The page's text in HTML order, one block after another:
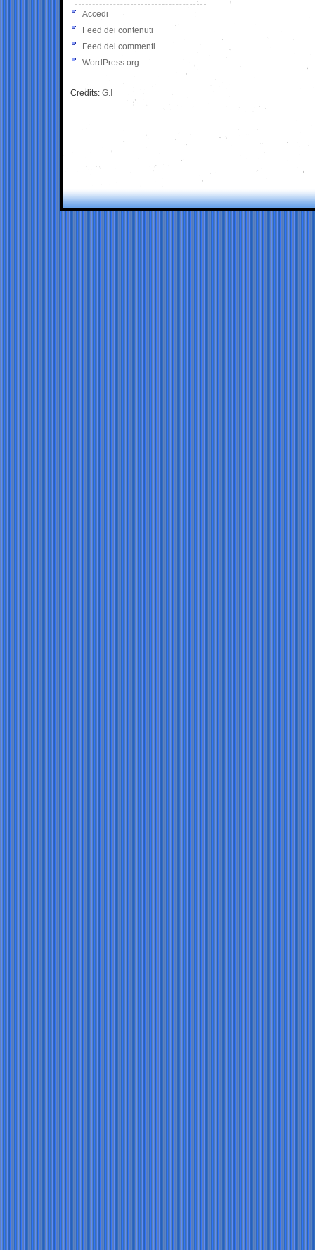
Accedi
Feed dei contenuti
Feed dei commenti
WordPress.org
Credits: G.I